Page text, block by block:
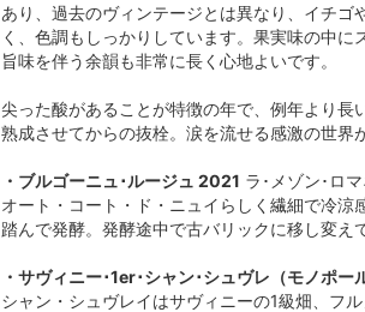
あり、過去のヴィンテージとは異なり、イチ
く、色調もしっかりしています。果実味の中
旨味を伴う余韻も非常に長く心地よいです。
尖った酸があることが特徴の年で、例年より
熟成させてからの抜栓。涙を流せる感激の世界
・ブルゴーニュ･ルージュ 2021 ラ･メゾン･ロ
オート・コート・ド・ニュイらしく繊細で冷
踏んで発酵。発酵途中で古バリックに移し変え
・サヴィニー･1er･シャン･シュヴレ（モノポー
シャン・シュヴレイはサヴィニーの1級畑、フ